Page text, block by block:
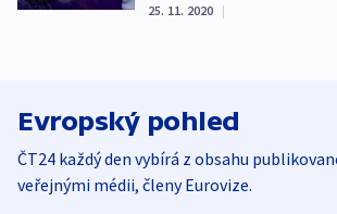
25. 11. 2020 |
Evropský pohled
ČT24 každý den vybírá z obsahu
veřejnými médii, členy Eurovize.